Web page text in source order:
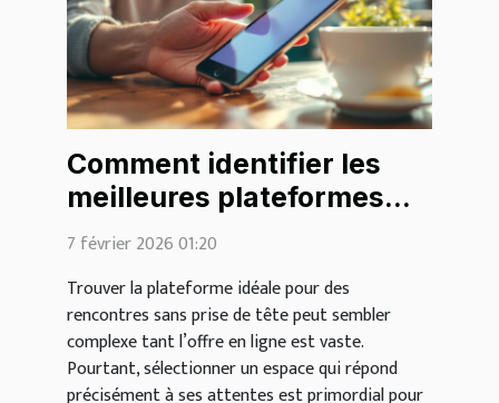
Comment identifier les
meilleures plateformes
pour des rencontres
7 février 2026 01:20
Trouver la plateforme idéale pour des
rencontres sans prise de tête peut sembler
complexe tant l’offre en ligne est vaste.
Pourtant, sélectionner un espace qui répond
précisément à ses attentes est primordial pour